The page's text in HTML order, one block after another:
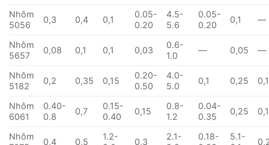
Nhôm
5056
0,3 0,4 0,1
0.05-
0.20
4.5-
5.6
0.05-
0.20
0,1 —
Nhôm
5657
0,08 0,1 0,1 0,03
0.6-
1.0
— 0,05 —
Nhôm
5182
0,2 0,35 0,15
0.20-
0.50
4.0-
5.0
0,1 0,25 0,1
Nhôm
6061
0.40-
0.8
0,7
0.15-
0.40
0,15
0.8-
1.2
0.04-
0.35
0,25
Nhôm
0,4 0,5
1.2-
0,3
2.1-
0.18-
5.1-